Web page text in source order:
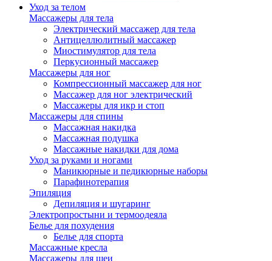
Уход за телом
Массажеры для тела
Электрический массажер для тела
Антицеллюлитный массажер
Миостимулятор для тела
Перкусионный массажер
Массажеры для ног
Компрессионный массажер для ног
Массажер для ног электрический
Массажеры для икр и стоп
Массажеры для спины
Массажная накидка
Массажная подушка
Массажные накидки для дома
Уход за руками и ногами
Маникюрные и педикюрные наборы
Парафинотерапия
Эпиляция
Депиляция и шугаринг
Электропростыни и термоодеяла
Белье для похудения
Белье для спорта
Массажные кресла
Массажеры для шеи